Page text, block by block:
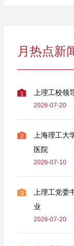
月热点新
1 上理工校领
2026-07-20
2
上海理工
医院
2026-07-10
3
上理工党
业
2026-07-20